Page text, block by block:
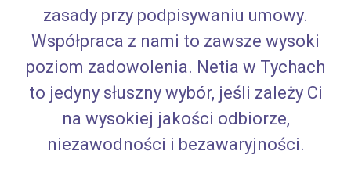
zasady przy podpisywaniu umowy.
Współpraca z nami to zawsze wysoki
poziom zadowolenia. Netia w Tychach
to jedyny słuszny wybór, jeśli zależy Ci
na wysokiej jakości odbiorze,
niezawodności i bezawaryjności.